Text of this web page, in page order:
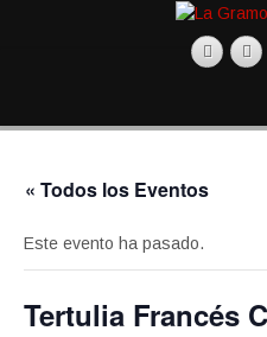
Productos
« Todos los Eventos
Este evento ha pasado.
Tertulia Francés